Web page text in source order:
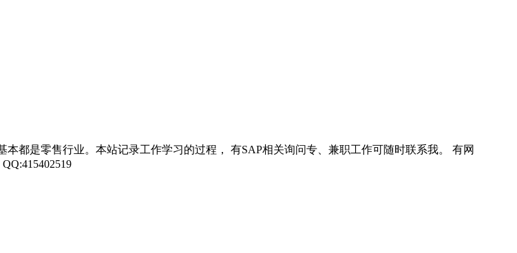
都是零售行业。本站记录工作学习的过程， 有SAP相关询问专、兼职工作可随时联系我。 有网